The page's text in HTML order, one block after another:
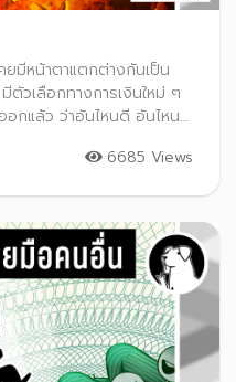
มีหน้าตาแตกต่างกันเป็น
วเลือกทางการเงินใหม่ ๆ
กแล้ว ว่าอันไหนดี อันไหน
6685 Views